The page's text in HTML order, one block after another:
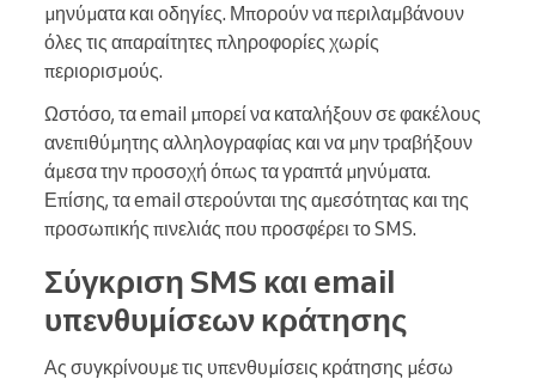
μηνύματα και οδηγίες. Μπορούν να περιλαμβάνουν
όλες τις απαραίτητες πληροφορίες χωρίς
περιορισμούς.
Ωστόσο, τα email μπορεί να καταλήξουν σε φακέλους
ανεπιθύμητης αλληλογραφίας και να μην τραβήξουν
άμεσα την προσοχή όπως τα γραπτά μηνύματα.
Επίσης, τα email στερούνται της αμεσότητας και της
προσωπικής πινελιάς που προσφέρει το SMS.
Σύγκριση SMS και email
υπενθυμίσεων κράτησης
Ας συγκρίνουμε τις υπενθυμίσεις κράτησης μέσω